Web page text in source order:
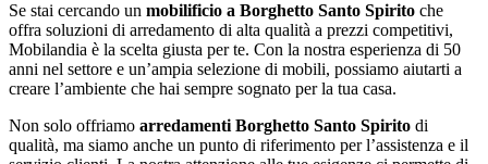
Se stai cercando un mobilificio a Borghetto Santo Spirito che
offra soluzioni di arredamento di alta qualità a prezzi competitivi,
Mobilandia è la scelta giusta per te. Con la nostra esperienza di 50
anni nel settore e un’ampia selezione di mobili, possiamo aiutarti a
creare l’ambiente che hai sempre sognato per la tua casa.
Non solo offriamo arredamenti Borghetto Santo Spirito di
qualità, ma siamo anche un punto di riferimento per l’assistenza e il